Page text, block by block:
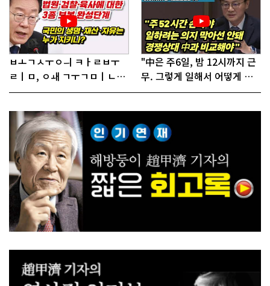
ㅂㅗㄱㅅㅜㅇㅢ ㅋㅏㄹㅂㅜ
ㄹㅣㅁ, ㅇㅙ ㄱㅜㄱㅁㅣㄴㄷ
ㅡㄹㅇㅣ ㄷㅏㅇㅎㅐㅇㅑ ㅎ
"中은 주6일, 밤 12시까지 근
무. 그렇게 일해서 어떻게 경
쟁하냐 반문하더라"